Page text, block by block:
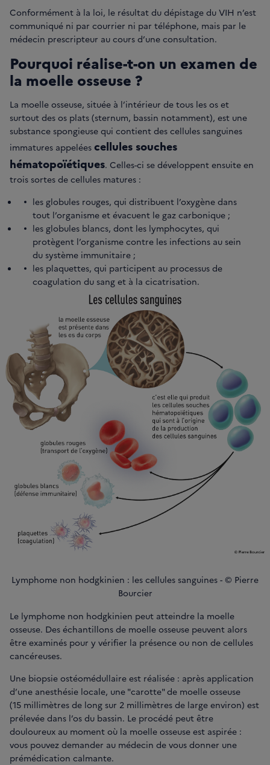
Conformément à la loi, le résultat du dépistage du VIH n’est
communiqué ni par courrier ni par téléphone, mais par le
médecin prescripteur au cours d’une consultation.
Pourquoi réalise-t-on un examen de
la moelle osseuse ?
La moelle osseuse, située à l’intérieur de tous les os et
surtout des os plats (sternum, bassin notamment), est une
substance spongieuse qui contient des cellules sanguines
immatures appelées cellules souches
hématopoïétiques. Celles-ci se développent ensuite en
trois sortes de cellules matures :
les globules rouges, qui distribuent l’oxygène dans
tout l’organisme et évacuent le gaz carbonique ;
les globules blancs, dont les lymphocytes, qui
protègent l’organisme contre les infections au sein
du système immunitaire ;
les plaquettes, qui participent au processus de
coagulation du sang et à la cicatrisation.
Lymphome non hodgkinien : les cellules sanguines - © Pierre
Bourcier
Le lymphome non hodgkinien peut atteindre la moelle
osseuse. Des échantillons de moelle osseuse peuvent alors
être examinés pour y vérifier la présence ou non de cellules
cancéreuses.
Une biopsie ostéomédullaire est réalisée : après application
d’une anesthésie locale, une "carotte" de moelle osseuse
(15 millimètres de long sur 2 millimètres de large environ) est
prélevée dans l’os du bassin. Le procédé peut être
douloureux au moment où la moelle osseuse est aspirée :
vous pouvez demander au médecin de vous donner une
prémédication calmante.